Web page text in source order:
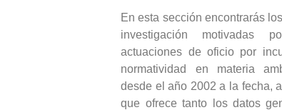
En esta sección encontrarás
investigación motivadas
actuaciones de oficio por
normatividad en materia
desde el año 2002 a la fecha,
que ofrece tanto los datos